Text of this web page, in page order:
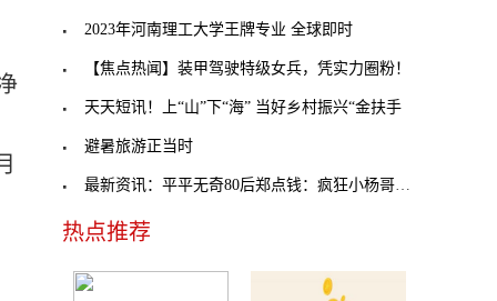
2023年河南理工大学王牌专业 全球即时
【焦点热闻】装甲驾驶特级女兵，凭实力圈粉！
天天短讯！上“山”下“海” 当好乡村振兴“金扶手
避暑旅游正当时
最新资讯：平平无奇80后郑点钱：疯狂小杨哥被打假（
热点推荐